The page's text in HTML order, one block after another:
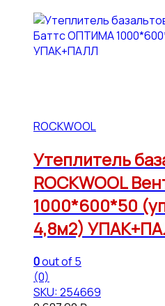
ROCKWOOL
Утеплитель
ROCKWOOL
1000*600*50
4,8м2)
0out of 5
(0)
SKU: 254669